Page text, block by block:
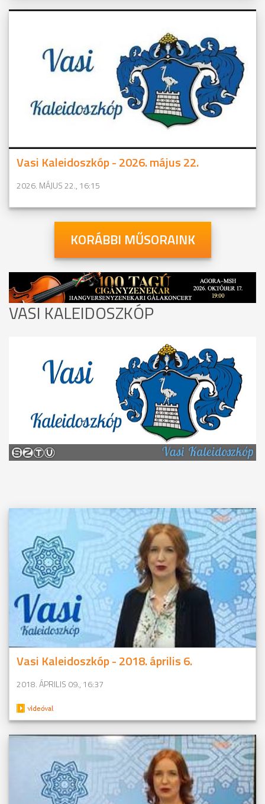
Vasi Kaleidoszkóp - 2026. május 22.
2026. MÁJUS 22., 16:15
KORÁBBI MŰSORAINK
VASI KALEIDOSZKÓP
Vasi Kaleidoszkóp - 2018. április 6.
2018. ÁPRILIS 09., 16:37